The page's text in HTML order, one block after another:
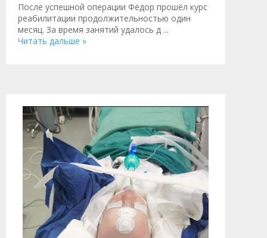
После успешной операции Фёдор прошёл курс
реабилитации продолжительностью один
месяц. За время занятий удалось д ...
Читать дальше »